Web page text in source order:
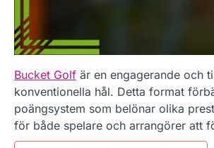
Bucket Golf är en engagerande och
konventionella hål. Detta format
poängsystem som belönar olika
för både spelare och arrangörer att